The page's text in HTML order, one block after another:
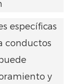
específicas
conductos
y